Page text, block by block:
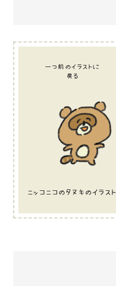
一つ前のイラストに
戻る
ニッコニコのタヌキのイラスト